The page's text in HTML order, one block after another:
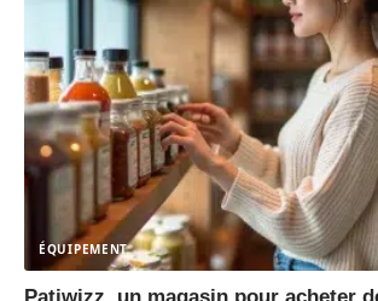
ÉQUIPEMENT